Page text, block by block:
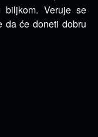
Veruje se
da će doneti dobru